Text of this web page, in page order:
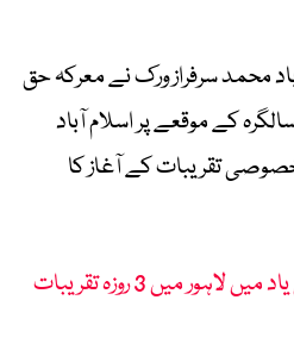
محمد سرفراز ورک نے معرکہ حق
کے موقعے پر اسلام آباد
اہتمام 3 روزہ خصوصی تقریبات کے آغاز کا
معرکہ حق کی یاد میں لاہور میں 3 روزہ تقریبات